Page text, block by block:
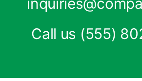
Call us (555)